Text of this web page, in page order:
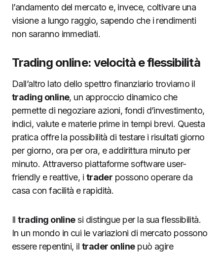
l’andamento del mercato e, invece, coltivare una
visione a lungo raggio, sapendo che i rendimenti
non saranno immediati.
Trading online: velocità e flessibilità
Dall’altro lato dello spettro finanziario troviamo il
trading online, un approccio dinamico che
permette di negoziare azioni, fondi d’investimento,
indici, valute e materie prime in tempi brevi. Questa
pratica offre la possibilità di testare i risultati giorno
per giorno, ora per ora, e addirittura minuto per
minuto. Attraverso piattaforme software user-
friendly e reattive, i trader possono operare da
casa con facilità e rapidità.
Iltrading onlinesi distingue per la sua flessibilità.
In un mondo in cui le variazioni di mercato possono
essere repentini, il trader onlinepuò agire